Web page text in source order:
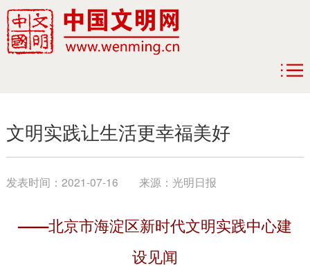
文明实践让生活更幸福美好
发表时间： 2021-07-16 来源： 光明日报
——北京市海淀区新时代文明实践中心建
设见闻